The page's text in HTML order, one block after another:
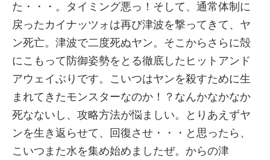
た・・・。タイミング悪っ！そして、通常体制に
戻ったカイナッツォは再び津波を撃ってきて、ヤ
ン死亡。津波で二度死ぬヤン。そこからさらに殻
にこもって防御姿勢をとる徹底したヒットアンド
アウェイぶりです。こいつはヤンを殺すために生
まれてきたモンスターなのか！？なんかなかなか
死なないし、攻略方法が悩ましい。とりあえずヤ
ンを生き返らせて、回復させ・・・と思ったら、
こいつまた水を集め始めましたぜ。からの津